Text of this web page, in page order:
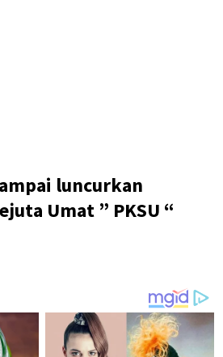
luncurkan
Umat ” PKSU “